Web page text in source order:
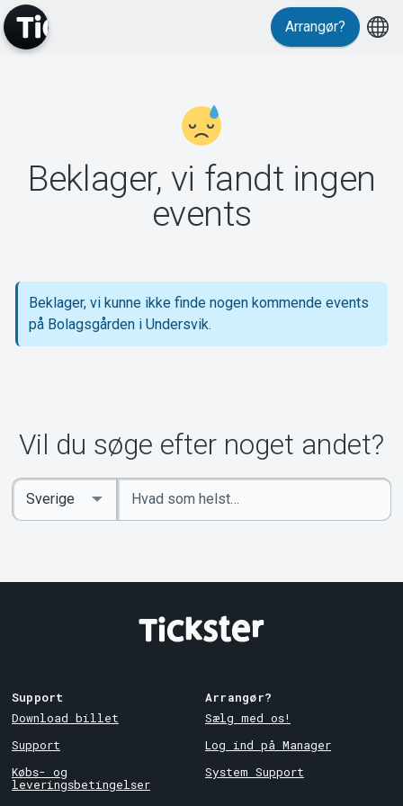
Support
Om Tickster
Arrangør?
Beklager, vi fandt ingen
events
Beklager, vi kunne ikke finde nogen kommende events
på Bolagsgården i Undersvik.
Vil du søge efter noget andet?
Indtast
søgeord
Select
Country
Support
Download billet
Support
Købs- og
leveringsbetingelser
Arrangør?
Sælg med os!
Log ind på Manager
System Support